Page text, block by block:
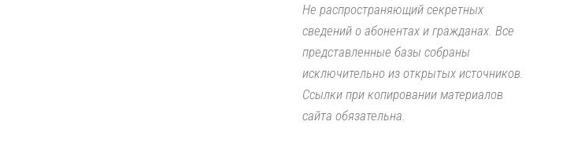
Не распространяющий секретных
сведений о абонентах и гражданах. Все
представленные базы собраны
исключительно из открытых источников.
Ссылки при копировании материалов
сайта обязательна.